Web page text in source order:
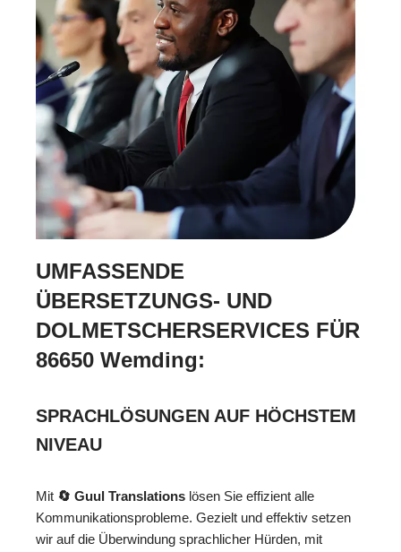
UMFASSENDE
ÜBERSETZUNGS- UND
DOLMETSCHERSERVICES FÜR
86650 Wemding:
SPRACHLÖSUNGEN AUF HÖCHSTEM
NIVEAU
Mit 🔄 Guul Translations lösen Sie effizient alle
Kommunikationsprobleme. Gezielt und effektiv setzen
wir auf die Überwindung sprachlicher Hürden, mit